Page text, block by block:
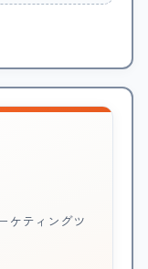
ケティングツ